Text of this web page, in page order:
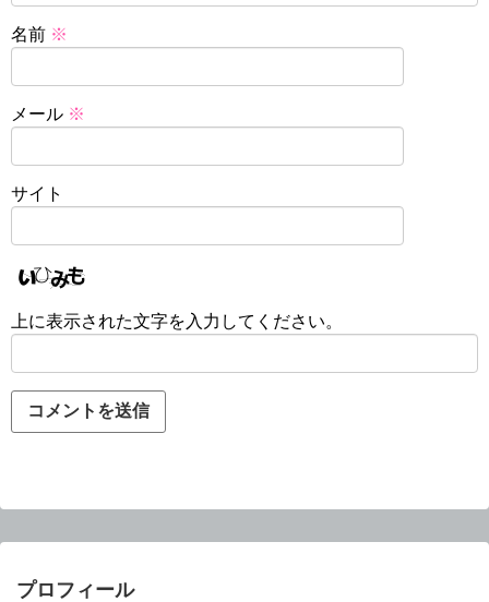
名前 ※
メール ※
サイト
上に表示された文字を入力してください。
プロフィール